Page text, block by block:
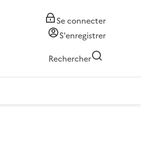
Se connecter
S'enregistrer
Rechercher